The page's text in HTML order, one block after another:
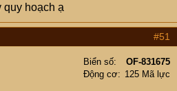
quy hoạch ạ
#51
Biển số
OF-831675
Động cơ
125 Mã lực